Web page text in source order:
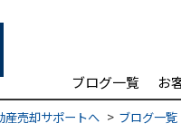
ブログ一覧 お
産売却サポートへ ブログ一覧